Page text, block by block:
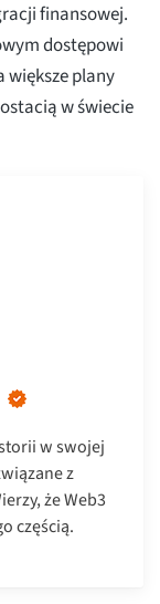
finansowej.
dostępowi
większe plany
w świecie
w swojej
z
że Web3
częścią.